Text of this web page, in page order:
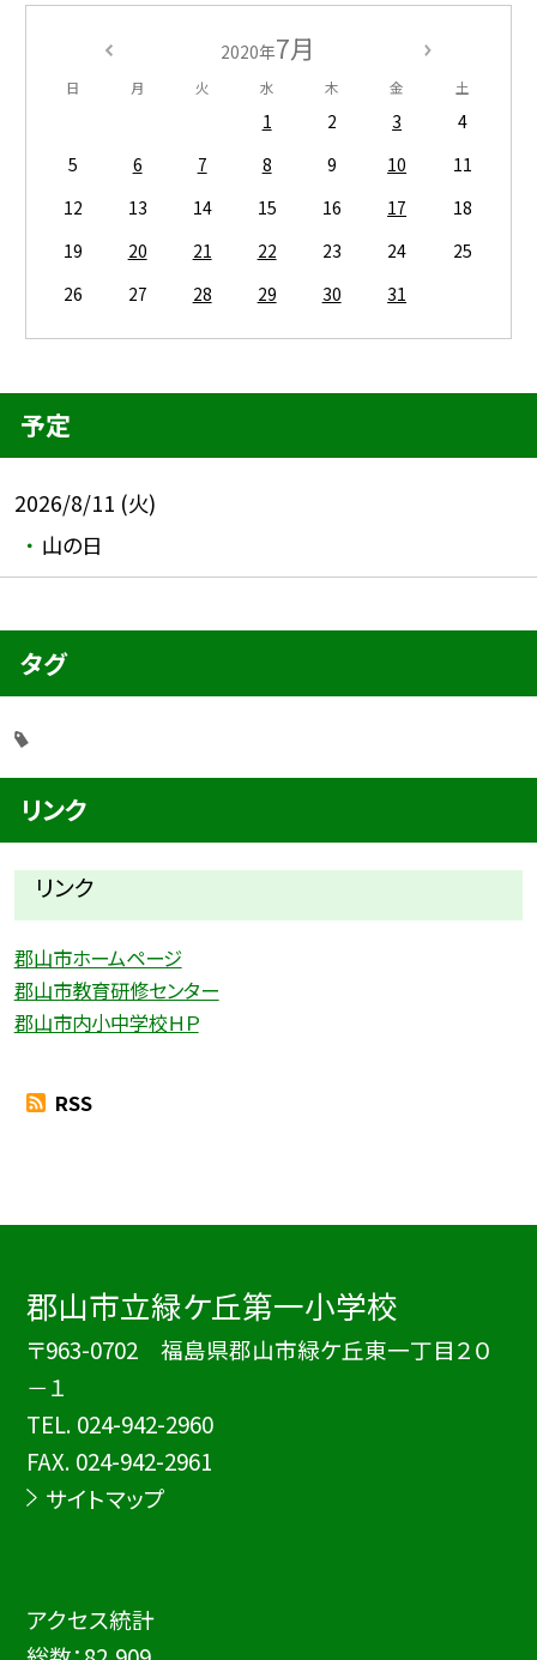
2020年7月
日 月 火 水 木 金 土
1 2 3
4
5
6 7 8 9 10
11
12
13 14 15 16 17
18
19
20 21 22 23 24
25
26
27 28 29 30 31
予定
2026/8/11 (火)
山の日
タグ
リンク
リンク
郡山市ホームページ
郡山市教育研修センター
郡山市内小中学校ＨＰ
RSS
郡山市立緑ケ丘第一小学校
〒963-0702 福島県郡山市緑ケ丘東一丁目２０
－１
TEL. 024-942-2960
FAX. 024-942-2961
サイトマップ
アクセス統計